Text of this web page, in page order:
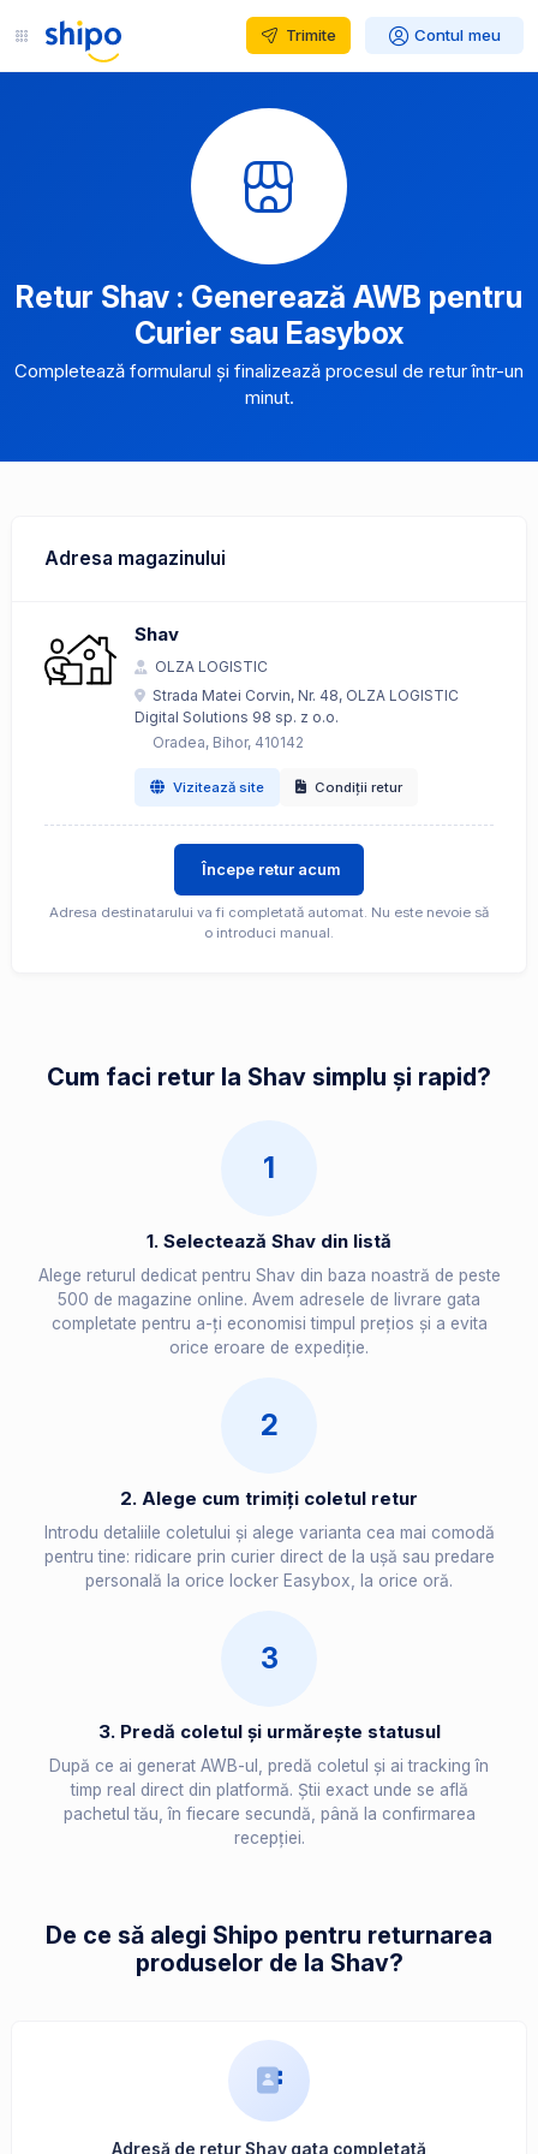
Trimite Contul meu
Retur Shav : Generează AWB pentru
Curier sau Easybox
Completează formularul și finalizează procesul de retur într-un
minut.
Adresa magazinului
Shav
OLZA LOGISTIC
Strada Matei Corvin, Nr. 48, OLZA LOGISTIC
Digital Solutions 98 sp. z o.o.
Oradea, Bihor, 410142
Vizitează site Condiții retur
Începe retur acum
Adresa destinatarului va fi completată automat. Nu este nevoie să
o introduci manual.
Cum faci retur la Shav simplu și rapid?
1
1. Selectează Shav din listă
Alege returul dedicat pentru Shav din baza noastră de peste
500 de magazine online. Avem adresele de livrare gata
completate pentru a-ți economisi timpul prețios și a evita
orice eroare de expediție.
2
2. Alege cum trimiți coletul retur
Introdu detaliile coletului și alege varianta cea mai comodă
pentru tine: ridicare prin curier direct de la ușă sau predare
personală la orice locker Easybox, la orice oră.
3
3. Predă coletul și urmărește statusul
După ce ai generat AWB-ul, predă coletul și ai tracking în
timp real direct din platformă. Știi exact unde se află
pachetul tău, în fiecare secundă, până la confirmarea
recepției.
De ce să alegi Shipo pentru returnarea
produselor de la Shav?
Adresă de retur Shav gata completată